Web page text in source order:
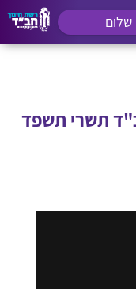
שלום
תשרי תשפד